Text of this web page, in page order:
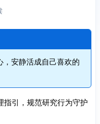
安静活成自己喜欢的
指引，规范研究行为守护